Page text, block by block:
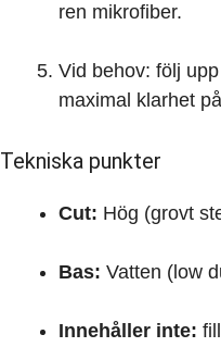
ren mikrofiber.
Vid behov: följ
maximal klarhet
Tekniska punkter
Cut: Hög (grovt
Bas: Vatten (low
Innehåller inte: